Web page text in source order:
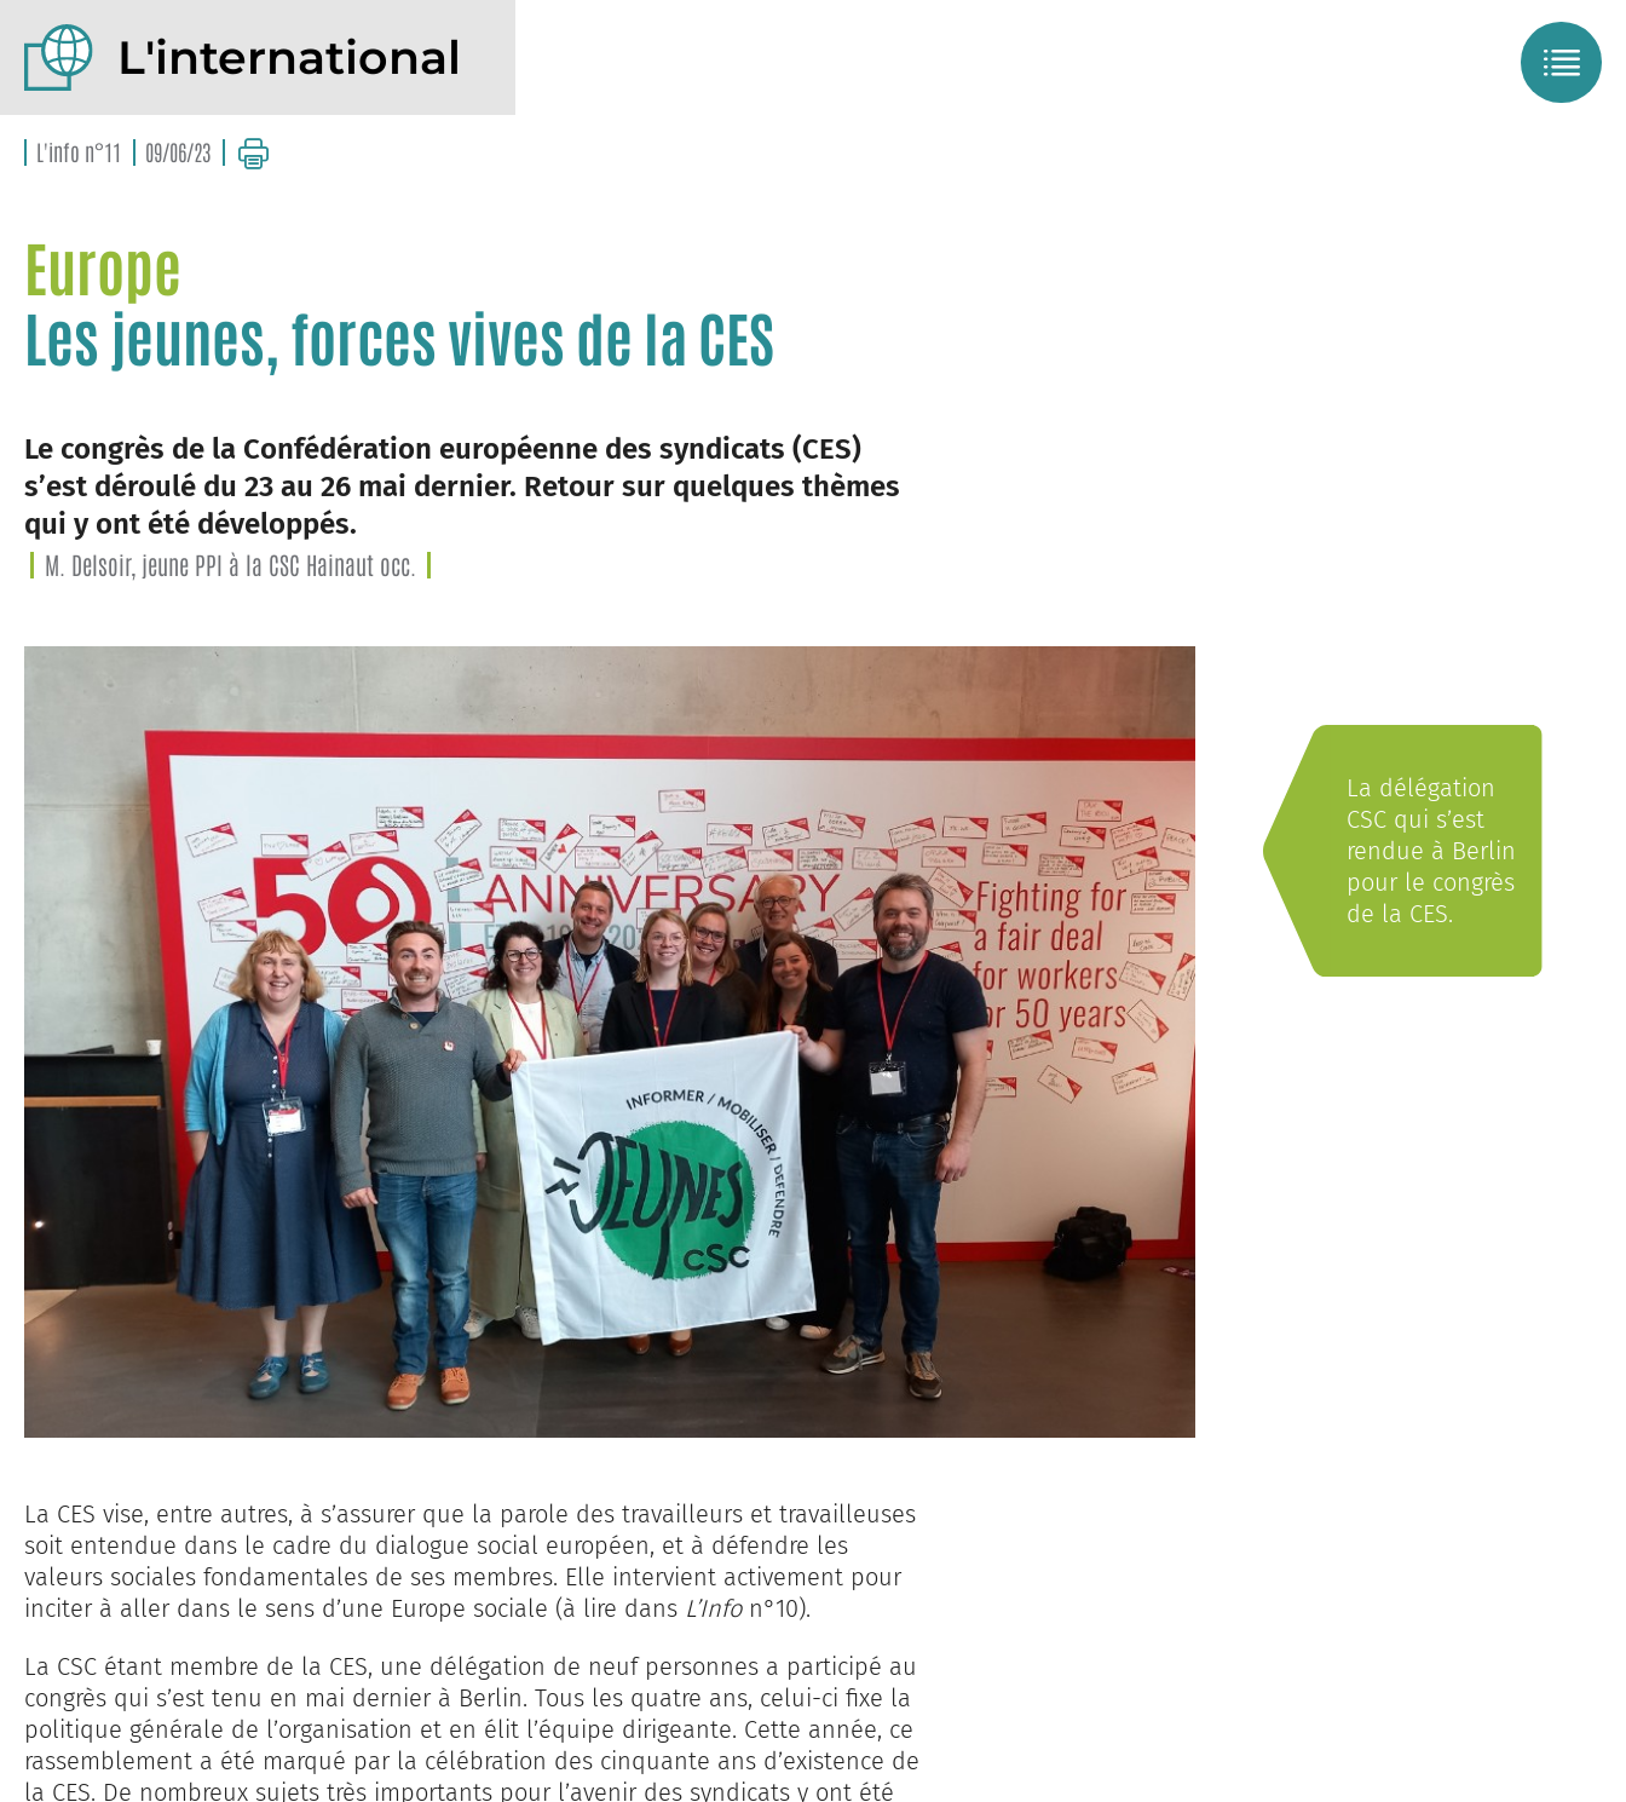
L'international
L'info n°11 09/06/23
Europe
Les jeunes, forces vives de la CES
Le congrès de la Confédération européenne des syndicats (CES)
s’est déroulé du 23 au 26 mai dernier. Retour sur quelques thèmes
qui y ont été développés.
M. Delsoir, jeune PPI à la CSC Hainaut occ.
La délégation
CSC qui s’est
rendue à Berlin
pour le congrès
de la CES.
La CES vise, entre autres, à s’assurer que la parole des travailleurs et travailleuses
soit entendue dans le cadre du dialogue social européen, et à défendre les
valeurs sociales fondamentales de ses membres. Elle intervient activement pour
inciter à aller dans le sens d’une Europe sociale (à lire dans L’Infon°10).
La CSC étant membre de la CES, une délégation de neuf personnes a participé au
congrès qui s’est tenu en mai dernier à Berlin. Tous les quatre ans, celui-ci fixe la
politique générale de l’organisation et en élit l’équipe dirigeante. Cette année, ce
rassemblement a été marqué par la célébration des cinquante ans d’existence de
la CES. De nombreux sujets très importants pour l’avenir des syndicats y ont été